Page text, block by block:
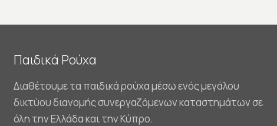
Παιδικά Ρούχα
Διαθέτουμε τα παιδικά ρούχα μέσω ενός μεγάλου
δικτύου διανομής συνεργαζόμενων καταστημάτων σε
όλη την Ελλάδα και την Κύπρο.